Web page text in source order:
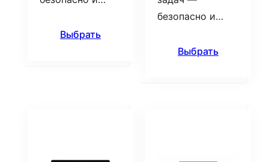
Выбрать
безопасно и…
Выбрать